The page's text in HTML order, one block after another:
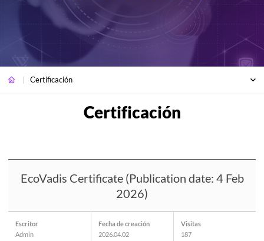
Certificación
EcoVadis Certificate (Publication date: 4 Feb
2026)
Escritor
Admin
Fecha de creación
2026.04.02
Visitas
187